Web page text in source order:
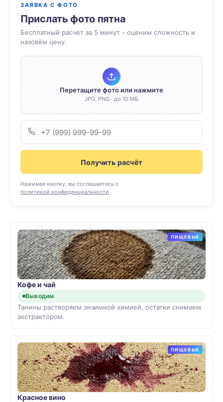
ЗАЯВКА С ФОТО
Прислать фото пятна
Бесплатный расчёт за 5 минут - оценим сложность и
назовём цену.
Перетащите фото или нажмите
JPG, PNG · до 10 МБ
Получить расчёт
Нажимая кнопку, вы соглашаетесь с
политикой конфиденциальности
ПИЩЕВЫЕ
Кофе и чай
Выводим
Танины растворяем энзимной химией, остатки снимаем
экстрактором.
ПИЩЕВЫЕ
Красное вино